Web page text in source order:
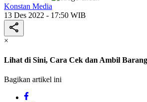
Konstan Media
13 Des 2022 - 17:50 WIB
×
Lihat di Sini, Cara Cek dan Ambil
Bagikan artikel ini